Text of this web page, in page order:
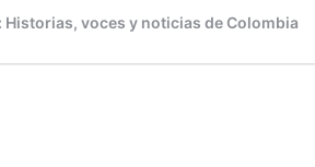
voces y noticias de Colombia